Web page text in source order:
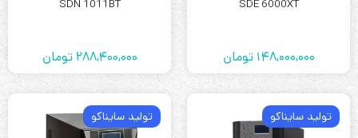
SDE 6000XT
148,000,000 تومان
SDN 1011BT
288,400,000 تومان
تولید سایناکو تولید سایناکو